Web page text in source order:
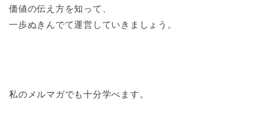
価値の伝え方を知って、
一歩ぬきんでて運営していきましょう。
私のメルマガでも十分学べます。